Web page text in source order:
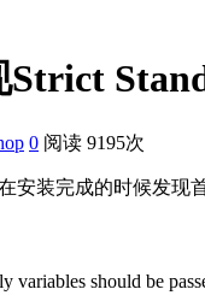
0 阅读 9195次
安装完成的时候发
variables should be